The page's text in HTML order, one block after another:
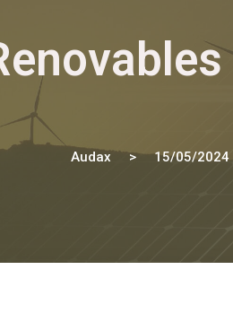
Audax 15/05/2024